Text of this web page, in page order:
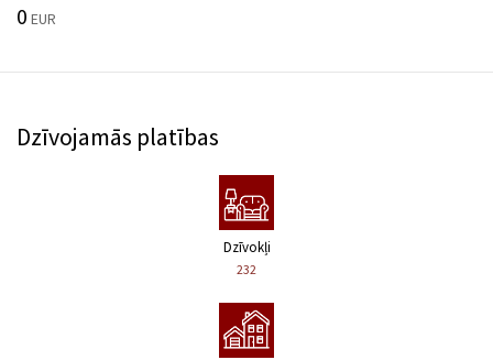
0 EUR
Dzīvojamās platības
Dzīvokļi
232